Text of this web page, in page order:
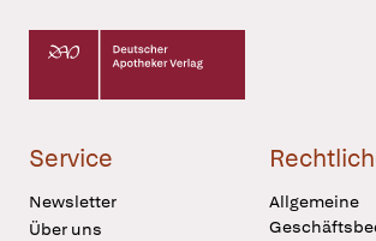
Deutscher Apotheker Verlag Logo
Service
Newsletter
Über uns
Allgemeine